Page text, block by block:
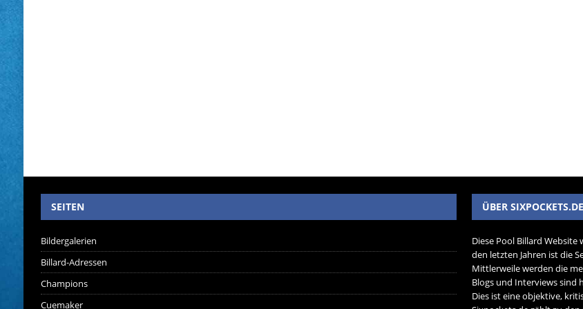
SEITEN
Bildergalerien
Billard-Adressen
Champions
Cuemaker
ÜBER SIXPOCKETS.DE
Diese Pool Billard
den letzten Jahren ist die
Mittlerweile werden die
Blogs und Interviews sind
Dies ist eine objektive,